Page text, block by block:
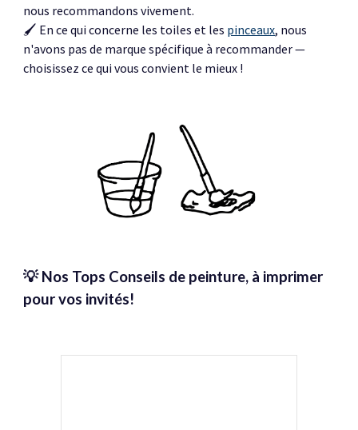
nous recommandons vivement.
🖌️ En ce qui concerne les toiles et les pinceaux, nous
n'avons pas de marque spécifique à recommander—
choisissez ce qui vous convient le mieux !
💡 Nos Tops Conseils de peinture, à imprimer
pour vos invités!